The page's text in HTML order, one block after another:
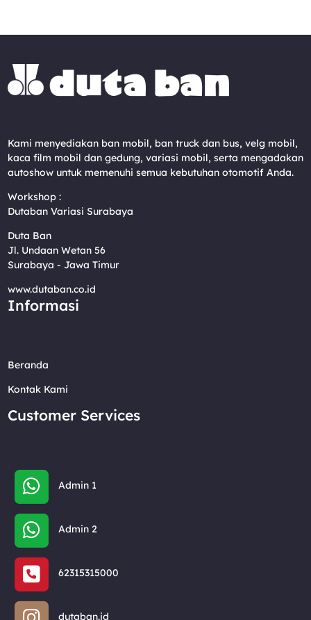
Kami menyediakan ban mobil, ban truck dan bus, velg mobil,
kaca film mobil dan gedung, variasi mobil, serta mengadakan
autoshow untuk memenuhi semua kebutuhan otomotif Anda.
Workshop :
Dutaban Variasi Surabaya
Duta Ban
Jl. Undaan Wetan 56
Surabaya - Jawa Timur
www.dutaban.co.id
Informasi
Beranda
Kontak Kami
Customer Services
Admin 1
Admin 2
62315315000
dutaban.id